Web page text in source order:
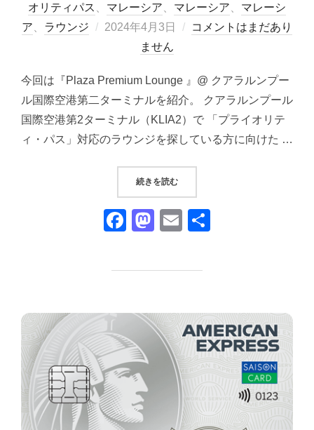
オリティパス
マレーシア マレーシア
マレーシ
ア
ラウンジ
投
2024年4月3日
コメントはまだあり
ません
今回は『Plaza Premium Lounge 』@ クアラルンプー
ル国際空港第二ターミナルを紹介。 クアラルンプール
国際空港第2ターミナル（KLIA2）で 「プライオリテ
ィ・パス」対応のラウンジを探している方に向けた …
続きを読む“PLAZA PREMIUM LOUNGE @
F
c
b
o
k
M
st
d
o
n
E
ail